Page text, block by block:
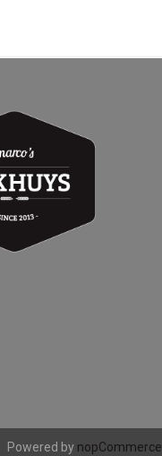
Powered by nopCommerce